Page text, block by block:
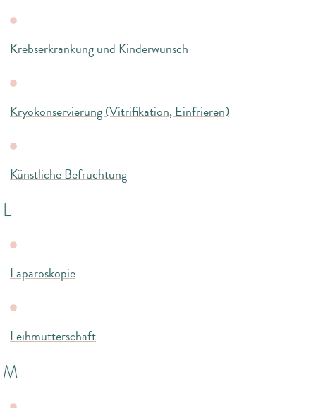
Krebserkrankung und Kinderwunsch
Kryokonservierung (Vitrifikation, Einfrieren)
Künstliche Befruchtung
L
Laparoskopie
Leihmutterschaft
M